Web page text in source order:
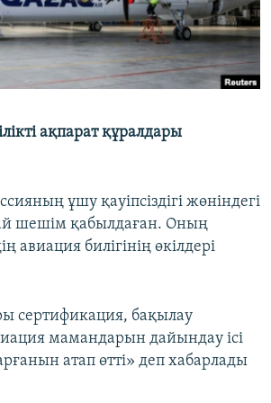
ақпарат құралдары
ұшу қауіпсіздігі жөніндегі
шешім қабылдаған. Оның
авиация билігінің өкілдері
сертификация, бақылау
мамандарын дайындау ісі
атап өтті» деп хабарлады